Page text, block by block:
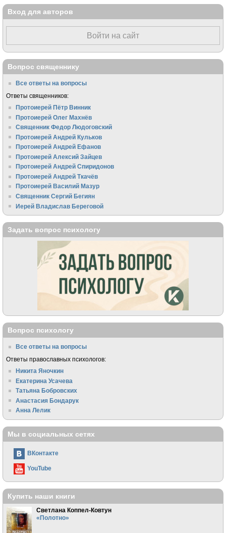
Вход для авторов
Войти на сайт
Вопрос священнику
Все ответы на вопросы
Ответы священников:
Протоиерей Пётр Винник
Протоиерей Олег Махнёв
Священник Федор Людоговский
Протоиерей Андрей Кульков
Протоиерей Андрей Ефанов
Протоиерей Алексий Зайцев
Протоиерей Андрей Спиридонов
Протоиерей Андрей Ткачёв
Протоиерей Василий Мазур
Священник Сергий Бегиян
Иерей Владислав Береговой
Задать вопрос психологу
Вопрос психологу
Все ответы на вопросы
Ответы православных психологов:
Никита Яночкин
Екатерина Усачева
Татьяна Бобровских
Анастасия Бондарук
Анна Лелик
Мы в социальных сетях
ВКонтакте
YouTube
Купить наши книги
Светлана Коппел-Ковтун
«Полотно»